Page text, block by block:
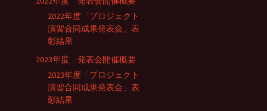
2022年度「プロジェクト
演習合同成果発表会」表
彰結果
2023年度 発表会開催概要
2023年度「プロジェクト
演習合同成果発表会」表
彰結果